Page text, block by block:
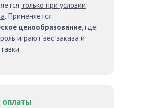
только при условии
. Применяется
ценообразование, где
играют вес заказа и